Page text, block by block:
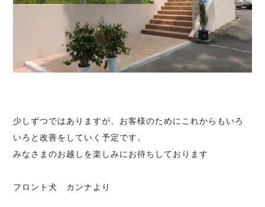
少しずつではありますが、お客様のためにこれからもいろ
いろと改善をしていく予定です。
みなさまのお越しを楽しみにお待ちしております
フロント犬 カンナより